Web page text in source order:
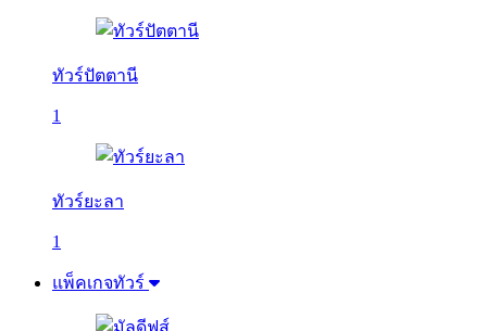
ทัวร์ปัตตานี
1
ทัวร์ยะลา
1
แพ็คเกจทัวร์